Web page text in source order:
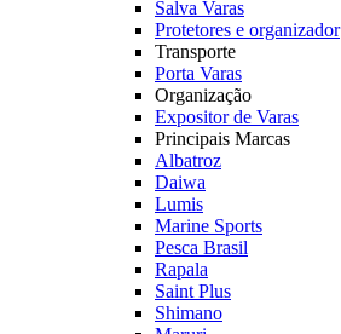
Salva Varas
Protetores e organizador
Transporte
Porta Varas
Organização
Expositor de Varas
Principais Marcas
Albatroz
Daiwa
Lumis
Marine Sports
Pesca Brasil
Rapala
Saint Plus
Shimano